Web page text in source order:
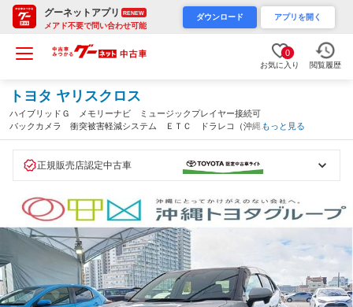
グーネットアプリ RENEW
メアド不要で問い合わせ可能
ダウンロード アプリを開く
0
お気に入り 閲覧履歴
トヨタ ヤリスクロス
ハイブリッドＧ メモリーナビ ミュージックプレイヤー接続可
バックカメラ 衝突被害軽減システム ＥＴＣ ドラレコ（沖縄
県）
もっと見る
正規販売店認定中古車